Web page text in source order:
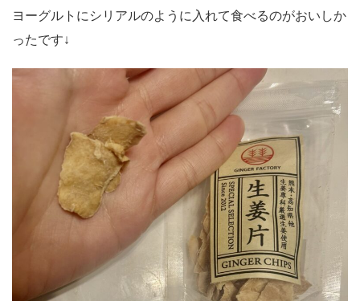
ヨーグルトにシリアルのように入れて食べるのがおいしか
ったです↓